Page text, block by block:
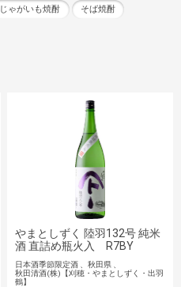
じゃがいも焼酎 そば焼酎
やまとしずく 陸羽132号 純米
酒 直詰め瓶火入 R7BY
日本酒季節限定酒
秋田県
秋田清酒(株)【刈穂・やまとしずく・出羽
鶴】